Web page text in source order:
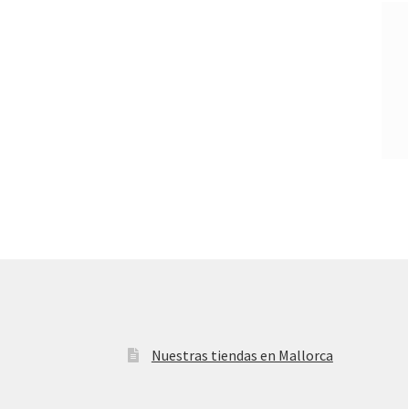
Nuestras tiendas en Mallorca